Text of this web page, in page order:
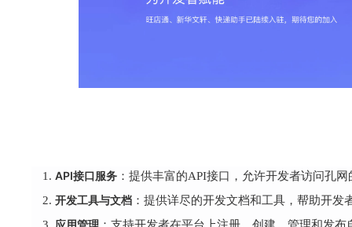
API接口服务 ：提供丰富的API接口，允许开发者访问孔
开发工具与文档 ：提供详尽的开发文档和工具，帮助开